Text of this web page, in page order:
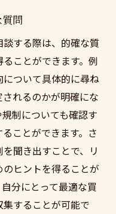
問
する際は、的確な質
ことができます。例
ついて具体的に尋ね
れるのかが明確にな
制についても確認す
ことができます。さ
聞き出すことで、リ
ヒントを得ることが
分にとって最適な買
することが可能で